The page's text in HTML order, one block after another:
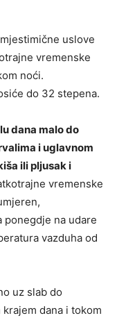
uslove
vremenske
noći.
do 32 stepena.
dana malo do
i uglavnom
ili pljusak i
vremenske
na udare
vazduha od
uz slab do
dana i tokom